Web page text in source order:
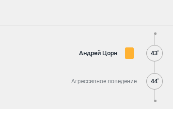
Андрей Цорн 43'
Агрессивное поведение 44'